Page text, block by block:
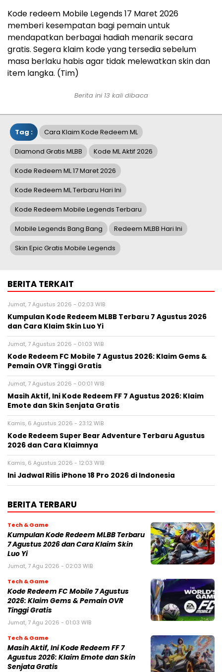
Kode redeem Mobile Legends 17 Maret 2026
memberi kesempatan bagi pemain untuk
mendapatkan berbagai hadiah menarik secara
gratis. Segera klaim kode yang tersedia sebelum
masa berlaku habis agar tidak melewatkan skin dan
item langka. (Tim)
Berita ini 13 kali dibaca
Tag : Cara Klaim Kode Redeem ML
Diamond Gratis MLBB Kode ML Aktif 2026
Kode Redeem ML 17 Maret 2026
Kode Redeem ML Terbaru Hari Ini
Kode Redeem Mobile Legends Terbaru
Mobile Legends Bang Bang Redeem MLBB Hari Ini
Skin Epic Gratis Mobile Legends
BERITA TERKAIT
Jumat, 7 Agustus 2026 - 02:03 WIB
Kumpulan Kode Redeem MLBB Terbaru 7 Agustus 2026
dan Cara Klaim Skin Luo Yi
Jumat, 7 Agustus 2026 - 01:03 WIB
Kode Redeem FC Mobile 7 Agustus 2026: Klaim Gems &
Pemain OVR Tinggi Gratis
Jumat, 7 Agustus 2026 - 00:01 WIB
Masih Aktif, Ini Kode Redeem FF 7 Agustus 2026: Klaim
Emote dan Skin Senjata Gratis
Kamis, 6 Agustus 2026 - 23:12 WIB
Kode Redeem Super Bear Adventure Terbaru Agustus
2026 dan Cara Klaimnya
Kamis, 6 Agustus 2026 - 12:03 WIB
Ini Jadwal Rilis iPhone 18 Pro 2026 di Indonesia
BERITA TERBARU
Tech & Game
Kumpulan Kode Redeem MLBB Terbaru
7 Agustus 2026 dan Cara Klaim Skin
Luo Yi
Jumat, 7 Agu 2026 - 02:03 WIB
Tech & Game
Kode Redeem FC Mobile 7 Agustus
2026: Klaim Gems & Pemain OVR
Tinggi Gratis
Jumat, 7 Agu 2026 - 01:03 WIB
Tech & Game
Masih Aktif, Ini Kode Redeem FF 7
Agustus 2026: Klaim Emote dan Skin
Senjata Gratis